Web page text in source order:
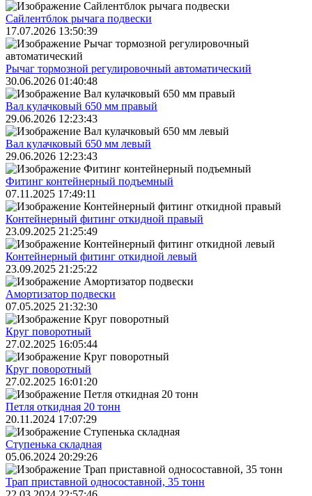
Сайлентблок рычага подвески
17.07.2026 13:50:39
Рычаг тормозной регулировочный автоматический
30.06.2026 01:40:48
Вал кулачковый 650 мм правый
29.06.2026 12:23:43
Вал кулачковый 650 мм левый
29.06.2026 12:23:43
Фитинг контейнерный подъемный
07.11.2025 17:49:11
Контейнерный фитинг откидной правый
23.09.2025 21:25:49
Контейнерный фитинг откидной левый
23.09.2025 21:25:22
Амортизатор подвески
07.05.2025 21:32:30
Круг поворотный
27.02.2025 16:05:44
Круг поворотный
27.02.2025 16:01:20
Петля откидная 20 тонн
20.11.2024 17:07:29
Ступенька складная
05.06.2024 20:29:26
Трап приставной односоставной, 35 тонн